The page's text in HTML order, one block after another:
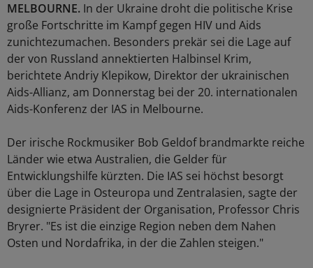
MELBOURNE. In der Ukraine droht die politische Krise
große Fortschritte im Kampf gegen HIV und Aids
zunichtezumachen. Besonders prekär sei die Lage auf
der von Russland annektierten Halbinsel Krim,
berichtete Andriy Klepikow, Direktor der ukrainischen
Aids-Allianz, am Donnerstag bei der 20. internationalen
Aids-Konferenz der IAS in Melbourne.
Der irische Rockmusiker Bob Geldof brandmarkte reiche
Länder wie etwa Australien, die Gelder für
Entwicklungshilfe kürzten. Die IAS sei höchst besorgt
über die Lage in Osteuropa und Zentralasien, sagte der
designierte Präsident der Organisation, Professor Chris
Bryrer. "Es ist die einzige Region neben dem Nahen
Osten und Nordafrika, in der die Zahlen steigen."